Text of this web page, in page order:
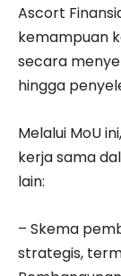
Ascort
kemampuan
secara
hingga
Melalui MoU
kerja sama
lain:
– Skema
strategis,